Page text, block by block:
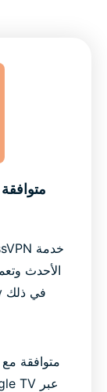
خدمة ExpressVPN تدعم
الأحدث
متوافقة
عبر Google TV، وXiaomi، و